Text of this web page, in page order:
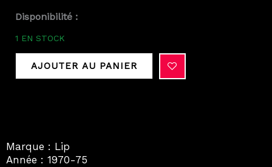
Disponibilité :
1 EN STOCK
quantité
Genève
mécanique
AJOUTER AU PANIER
Marque : Lip
Année : 1970-75